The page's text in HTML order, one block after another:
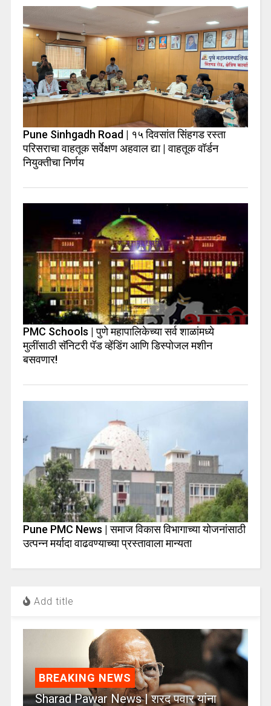
Pune Sinhgadh Road | १५ दिवसांत सिंहगड रस्ता
परिसराचा वाहतूक सर्वेक्षण अहवाल द्या | वाहतूक वॉर्डन
नियुक्तीचा निर्णय
PMC Schools | पुणे महापालिकेच्या सर्व शाळांमध्ये
मुलींसाठी सॅनिटरी पॅड व्हेंडिंग आणि डिस्पोजल मशीन
बसवणार!
Pune PMC News | समाज विकास विभागाच्या योजनांसाठी
उत्पन्न मर्यादा वाढवण्याच्या प्रस्तावाला मान्यता
Add title
BREAKING NEWS
Sharad Pawar News | शरद पवार यांना